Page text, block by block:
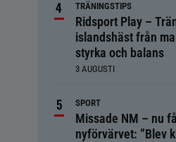
TRÄNINGSTIPS
Ridsport Play –
islandshäst från
styrka och balans
3 AUGUSTI
SPORT
Missade NM – nu
nyförvärvet: ”Blev